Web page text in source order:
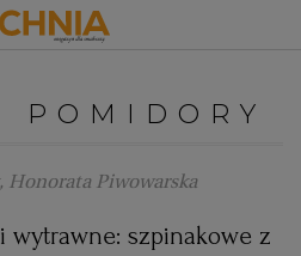
ŚWIATA
Zaloguj się
POMIDORY
Honorata Piwowarska
wytrawne: szpinakowe z